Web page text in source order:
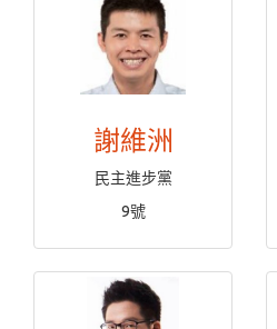
謝維洲
民主進步黨
9號